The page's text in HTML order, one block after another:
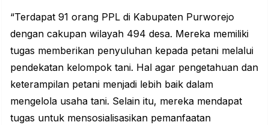
“Terdapat 91 orang PPL di Kabupaten Purworejo
dengan cakupan wilayah 494 desa. Mereka memiliki
tugas memberikan penyuluhan kepada petani melalui
pendekatan kelompok tani. Hal agar pengetahuan dan
keterampilan petani menjadi lebih baik dalam
mengelola usaha tani. Selain itu, mereka mendapat
tugas untuk mensosialisasikan pemanfaatan